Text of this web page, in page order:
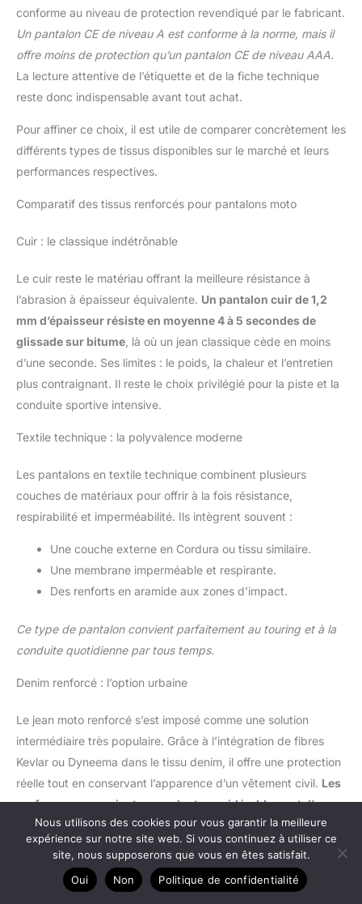
conforme au niveau de protection revendiqué par le fabricant.
Un pantalon CE de niveau A est conforme à la norme, mais il
offre moins de protection qu’un pantalon CE de niveau AAA.
La lecture attentive de l’étiquette et de la fiche technique
reste donc indispensable avant tout achat.
Pour affiner ce choix, il est utile de comparer concrètement les
différents types de tissus disponibles sur le marché et leurs
performances respectives.
Comparatif des tissus renforcés pour pantalons moto
Cuir : le classique indétrônable
Le cuir reste le matériau offrant la meilleure résistance à
l’abrasion à épaisseur équivalente. Un pantalon cuir de 1,2
mm d’épaisseur résiste en moyenne 4 à 5 secondes de
glissade sur bitume , là où un jean classique cède en moins
d’une seconde. Ses limites : le poids, la chaleur et l’entretien
plus contraignant. Il reste le choix privilégié pour la piste et la
conduite sportive intensive.
Textile technique : la polyvalence moderne
Les pantalons en textile technique combinent plusieurs
couches de matériaux pour offrir à la fois résistance,
respirabilité et imperméabilité. Ils intègrent souvent :
Une couche externe en Cordura ou tissu similaire.
Une membrane imperméable et respirante.
Des renforts en aramide aux zones d’impact.
Ce type de pantalon convient parfaitement au touring et à la
conduite quotidienne par tous temps.
Denim renforcé : l’option urbaine
Le jean moto renforcé s’est imposé comme une solution
intermédiaire très populaire. Grâce à l’intégration de fibres
Kevlar ou Dyneema dans le tissu denim, il offre une protection
réelle tout en conservant l’apparence d’un vêtement civil. Les
performances varient cependant considérablement d’un
modèle à l’autre, et seul le niveau de certification EN 17092
permet de comparer objectivement les produits.
Résistance
Confort
Usage
Nous utilisons des cookies pour vous garantir la meilleure
expérience sur notre site web. Si vous continuez à utiliser ce
site, nous supposerons que vous en êtes satisfait.
Oui
Non Politique de confidentialité